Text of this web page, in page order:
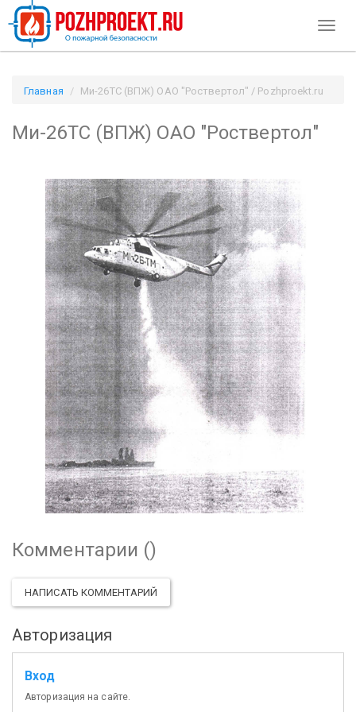
Главная Ми-26ТС (ВПЖ) ОАО "Роствертол" / Pozhproekt.ru
Ми-26ТС (ВПЖ) ОАО "Роствертол"
Комментарии ()
НАПИСАТЬ КОММЕНТАРИЙ
Авторизация
Вход
Авторизация на сайте.